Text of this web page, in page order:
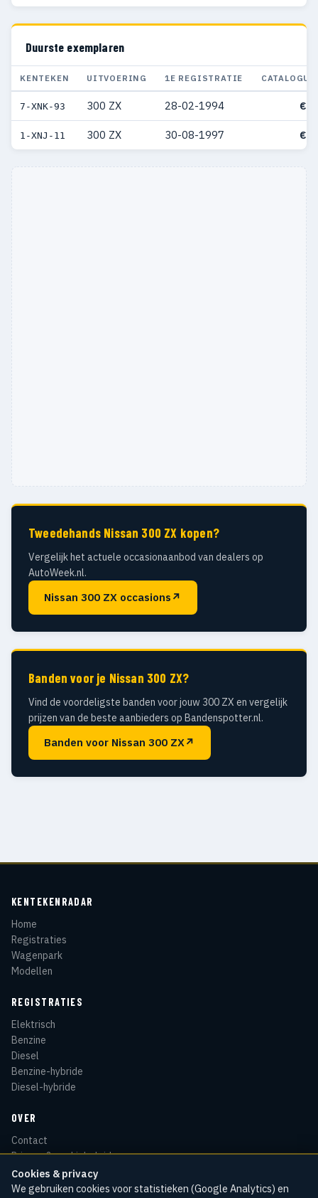
Cookies & privacy
We gebruiken cookies voor statistieken (Google Analytics) en
Duurste exemplaren
KENTEKEN UITVOERING 1E REGISTRATIE
7-XNK-93 300 ZX 28-02-1994 €
1-XNJ-11 300 ZX 30-08-1997 €
Tweedehands Nissan 300 ZX kopen?
Vergelijk het actuele occasionaanbod van dealers op
AutoWeek.nl.
Nissan 300 ZX occasions ↗
Banden voor je Nissan 300 ZX?
Vind de voordeligste banden voor jouw 300 ZX en vergelijk
prijzen van de beste aanbieders op Bandenspotter.nl.
Banden voor Nissan 300 ZX↗
KENTEKENRADAR
Home
Registraties
Wagenpark
Modellen
REGISTRATIES
Elektrisch
Benzine
Diesel
Benzine-hybride
Diesel-hybride
OVER
Contact
Privacy & cookiebeleid
Disclaimer
Sitemap